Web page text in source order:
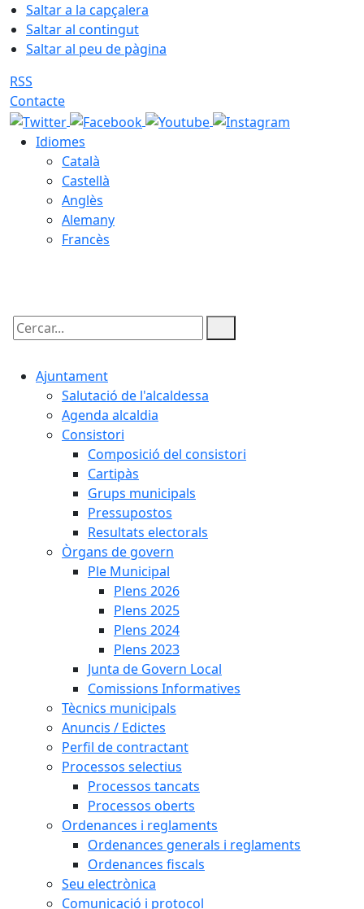
Saltar a la capçalera
Saltar al contingut
Saltar al peu de pàgina
RSS
Contacte
Idiomes
Català
Castellà
Anglès
Alemany
Francès
Cercar:
Ajuntament
Salutació de l'alcaldessa
Agenda alcaldia
Consistori
Composició del consistori
Cartipàs
Grups municipals
Pressupostos
Resultats electorals
Òrgans de govern
Ple Municipal
Plens 2026
Plens 2025
Plens 2024
Plens 2023
Junta de Govern Local
Comissions Informatives
Tècnics municipals
Anuncis / Edictes
Perfil de contractant
Processos selectius
Processos tancats
Processos oberts
Ordenances i reglaments
Ordenances generals i reglaments
Ordenances fiscals
Seu electrònica
Comunicació i protocol